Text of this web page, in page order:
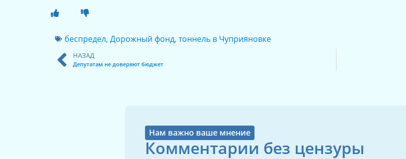
беспредел, Дорожный фонд, тоннель в Чуприяновке
НАЗАД
Депутатам не доверяют бюджет
Нам важно ваше мнение
Комментарии без цензуры